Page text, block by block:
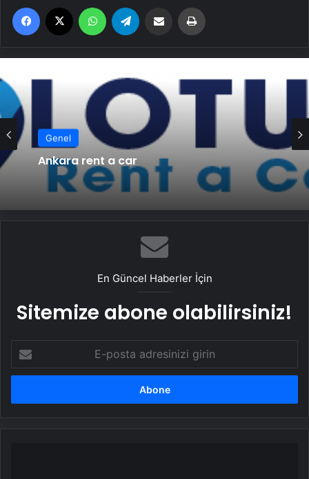
Facebook WhatsApp Email'den paylaş
Genel
Ankara rent a car
En Güncel Haberler İçin
Sitemize abone olabilirsiniz!
posta
adresinizi